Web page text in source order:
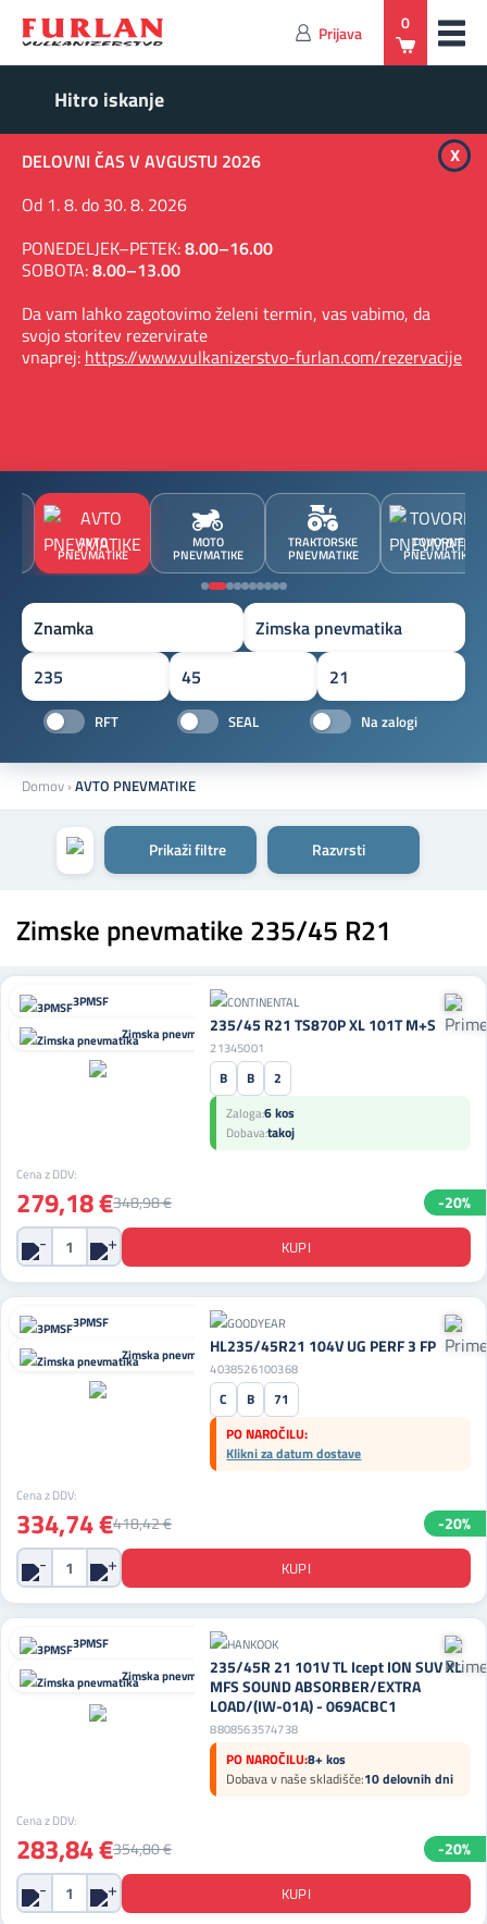
Prijava 0
DELOVNI ČAS V AVGUSTU 2026
Od 1. 8. do 30. 8. 2026
PONEDELJEK–PETEK:8.00–16.00
SOBOTA:8.00–13.00
Da vam lahko zagotovimo želeni termin, vas vabimo, da
svojo storitev rezervirate
vnaprej: https://www.vulkanizerstvo-furlan.com/rezervacije
x
AVTO
PNEVMATIKE
MOTO
PNEVMATIKE
TRAKTORSKE
PNEVMATIKE
TOVORNE
PNEVMATIKE
Znamka
RFT SEAL Na zalogi
Domov ›AVTO PNEVMATIKE
Prikaži filtre Razvrsti
Zimske pnevmatike 235/45 R21
3PMSF
Zimska pnevmatika235/45 R21 TS870P XL 101T M+S
21345001
B B 2
Zaloga:6 kos
Dobava:takoj
Cena z DDV:
279,18 €348,98 € -20%
3PMSF
Zimska pnevmatikaHL235/45R21 104V UG PERF 3 FP
4038526100368
C B
71
PO NAROČILU:
Klikni za datum dostave
Cena z DDV:
334,74 €418,42 € -20%
3PMSF
Zimska pnevmatika235/45R 21 101V TL Icept ION SUV XL
MFS SOUND ABSORBER/EXTRA
LOAD/(IW-01A) - 069ACBC1
8808563574738
PO NAROČILU:8+ kos
Dobava v naše skladišče:10 delovnih dni
Cena z DDV:
283,84 €354,80 € -20%